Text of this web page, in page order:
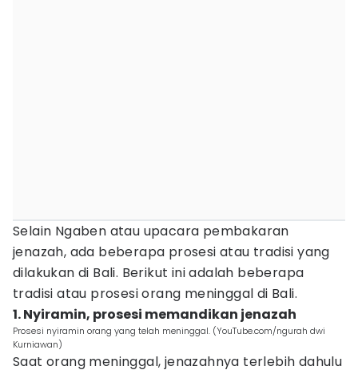
Selain Ngaben atau upacara pembakaran
jenazah, ada beberapa prosesi atau tradisi yang
dilakukan di Bali. Berikut ini adalah beberapa
tradisi atau prosesi orang meninggal di Bali.
1. Nyiramin, prosesi memandikan jenazah
Prosesi nyiramin orang yang telah meninggal. (YouTube.com/ngurah dwi
Kurniawan)
Saat orang meninggal, jenazahnya terlebih dahulu